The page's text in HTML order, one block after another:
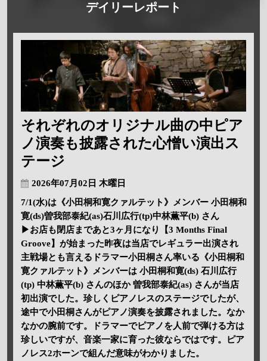
デイリーレポート
それぞれのオリジナル曲の中ピア
ノ演奏も披露された心憎い演出ス
テージ
2026年07月02日 木曜日
7/1(水)は《小田桐和寛クァルテット》メンバー 小田桐和
寛(ds)曽我部泰紀(as)石川広行(tp)中林薫平(b) さん
▶お店も閉店まであと3ヶ月になり【3 Months Final
Groove】が始まった昨夜は当店でレギュラー出演され
主戦場とも言えるドラマー小田桐さん率いる《小田桐和
寛クァルテット》メンバーは 小田桐和寛(ds) 石川広行
(tp) 中林薫平(b) さんのほか 曽我部泰紀(as) さんが当店
初出演でした。珍しくピアノレスのステージでしたが、
途中で小田桐さんがピアノ演奏を披露されました。なか
なかの腕前です。ドラマーでピアノを人前で弾ける方は
珍しいですが、音楽一家に育った彼ならではです。ピア
ノレス2ホーンで組んだ意味がわかりました。